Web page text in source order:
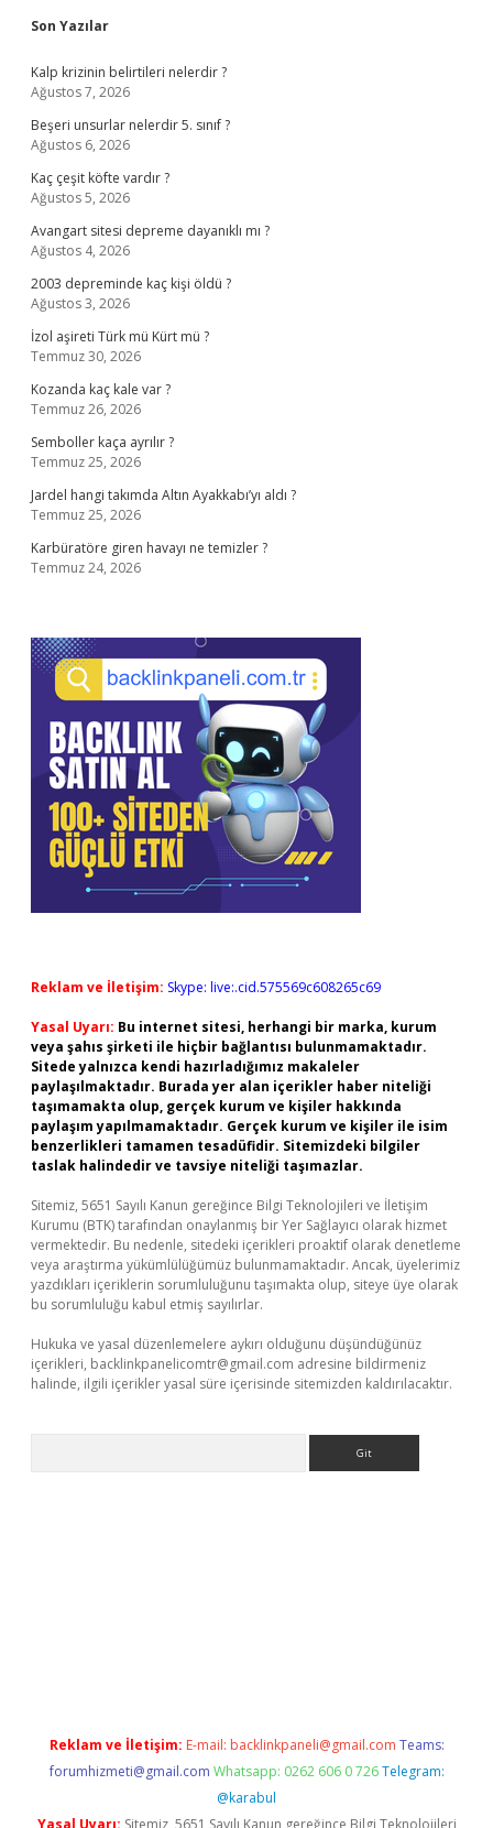
Sidebar
Son Yazılar
Kalp krizinin belirtileri nelerdir ?
Ağustos 7, 2026
Beşeri unsurlar nelerdir 5. sınıf ?
Ağustos 6, 2026
Kaç çeşit köfte vardır ?
Ağustos 5, 2026
Avangart sitesi depreme dayanıklı mı ?
Ağustos 4, 2026
2003 depreminde kaç kişi öldü ?
Ağustos 3, 2026
İzol aşireti Türk mü Kürt mü ?
Temmuz 30, 2026
Kozanda kaç kale var ?
Temmuz 26, 2026
Semboller kaça ayrılır ?
Temmuz 25, 2026
Jardel hangi takımda Altın Ayakkabı’yı aldı ?
Temmuz 25, 2026
Karbüratöre giren havayı ne temizler ?
Temmuz 24, 2026
Reklam ve İletişim: Skype: live:.cid.575569c608265c69
Yasal Uyarı: Bu internet sitesi, herhangi bir marka, kurum
veya şahıs şirketi ile hiçbir bağlantısı bulunmamaktadır.
Sitede yalnızca kendi hazırladığımız makaleler
paylaşılmaktadır. Burada yer alan içerikler haber niteliği
taşımamakta olup, gerçek kurum ve kişiler hakkında
paylaşım yapılmamaktadır. Gerçek kurum ve kişiler ile isim
benzerlikleri tamamen tesadüfidir. Sitemizdeki bilgiler
taslak halindedir ve tavsiye niteliği taşımazlar.
Sitemiz, 5651 Sayılı Kanun gereğince Bilgi Teknolojileri ve İletişim
Kurumu (BTK) tarafından onaylanmış bir Yer Sağlayıcı olarak hizmet
vermektedir. Bu nedenle, sitedeki içerikleri proaktif olarak denetleme
veya araştırma yükümlülüğümüz bulunmamaktadır. Ancak, üyelerimiz
yazdıkları içeriklerin sorumluluğunu taşımakta olup, siteye üye olarak
bu sorumluluğu kabul etmiş sayılırlar.
Hukuka ve yasal düzenlemelere aykırı olduğunu düşündüğünüz
içerikleri, backlinkpanelicomtr@gmail.com adresine bildirmeniz
halinde, ilgili içerikler yasal süre içerisinde sitemizden kaldırılacaktır.
Reklam ve İletişim: E-mail: backlinkpaneli@gmail.com Teams:
forumhizmeti@gmail.com Whatsapp: 0262 606 0 726 Telegram:
@karabul
Yasal Uyarı: Sitemiz, 5651 Sayılı Kanun gereğince Bilgi Teknolojileri